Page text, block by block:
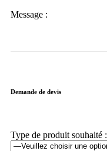
Message :
Demande de devis
Type de produit souhaité :